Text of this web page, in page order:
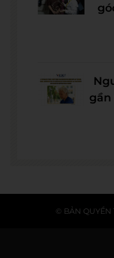
gần
© BẢN QUYỀN